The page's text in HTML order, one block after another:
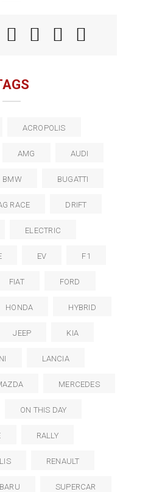
ACROPOLIS
AMG AUDI
BMW BUGATTI
RACE DRIFT
ELECTRIC
EV F1
FIAT FORD
HONDA HYBRID
JEEP KIA
LANCIA
MERCEDES
ON THIS DAY
RALLY
RENAULT
SUPERCAR